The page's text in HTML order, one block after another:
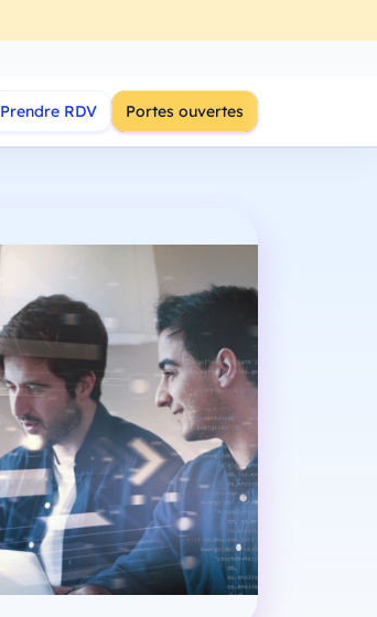
Prendre RDV Portes ouvertes